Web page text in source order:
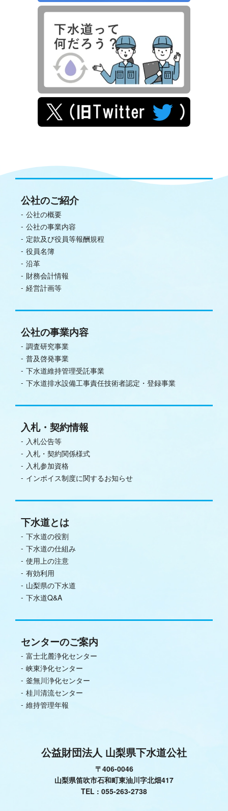
公社のご紹介
公社の概要
公社の事業内容
定款及び役員等報酬規程
役員名簿
沿革
財務会計情報
経営計画等
公社の事業内容
調査研究事業
普及啓発事業
下水道維持管理受託事業
下水道排水設備工事責任技術者認定・登録事業
入札・契約情報
入札公告等
入札・契約関係様式
入札参加資格
インボイス制度に関するお知らせ
下水道とは
下水道の役割
下水道の仕組み
使用上の注意
有効利用
山梨県の下水道
下水道Q&A
センターのご案内
富士北麓浄化センター
峡東浄化センター
釜無川浄化センター
桂川清流センター
維持管理年報
公益財団法人 山梨県下水道公社
〒406-0046
山梨県笛吹市石和町東油川字北畑417
TEL : 055-263-2738